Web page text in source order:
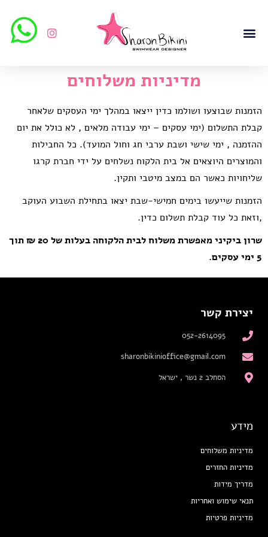
מדיניות משלוחים
הזמנות שבוצעו ושולמו כדין ייצאו במהלך ימי העסקים שלאחר
קבלת התשלום (ימי עסקים – ימי עבודה מלאים , לא כולל את יום
ההזמנה , ימי שישי ושבת ערבי חג וחול המועד). כל החבילות
והמוצרים היוצאים אל בית הלקוח נשלחים על ידי חברת קרגו
שליחויות כאשר הם במצב מיטבי ותקין.
הזמנות שייעשו בימים חמישי-שבת יצאו בתחילת השבוע העוקב
,וזאת כל עוד קבלת תשלום כדין.
שרון ביקיני מאפשרת משלוח לבית הלקוחה בעלות של 20 ₪ תוך
5 ימי עסקים.
יצירת קשר
052-2614095
sharonbikinioffice@gmail.com
הסחלב 2 נשר , ישראל
מידע
מדיניות משלוחים
מדיניות החזרים
מדריך מידות
תנאי שימוש ואחריות
מדיניות פרטיות